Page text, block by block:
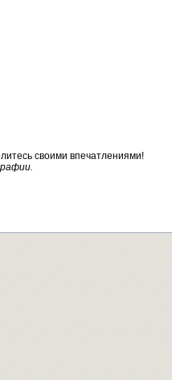
своими впечатлениями!